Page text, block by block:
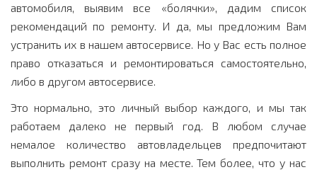
автомобиля, выявим все «болячки», дадим список
рекомендаций по ремонту. И да, мы предложим Вам
устранить их в нашем автосервисе. Но у Вас есть полное
право отказаться и ремонтироваться самостоятельно,
либо в другом автосервисе.
Это нормально, это личный выбор каждого, и мы так
работаем далеко не первый год. В любом случае
немалое количество автовладельцев предпочитают
выполнить ремонт сразу на месте. Тем более, что у нас